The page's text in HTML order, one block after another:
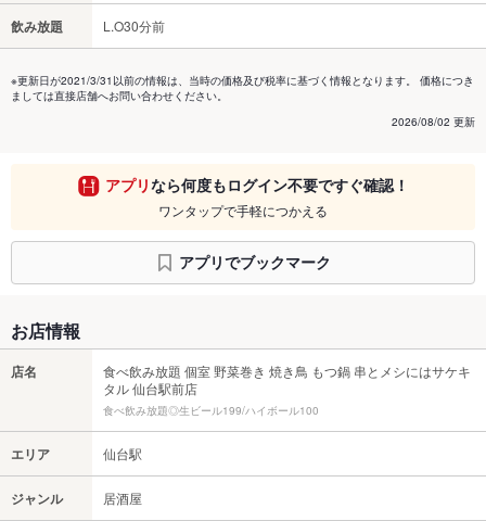
飲み放題 L.O30分前
※更新日が2021/3/31以前の情報は、当時の価格及び税率に基づく情報となります。 価格につき
ましては直接店舗へお問い合わせください。
2026/08/02 更新
アプリなら何度もログイン不要ですぐ確認！
ワンタップで手軽につかえる
アプリでブックマーク
お店情報
店名
食べ飲み放題 個室 野菜巻き 焼き鳥 もつ鍋 串とメシにはサケキ
タル 仙台駅前店
食べ飲み放題◎生ビール199/ハイボール100
エリア 仙台駅
ジャンル 居酒屋